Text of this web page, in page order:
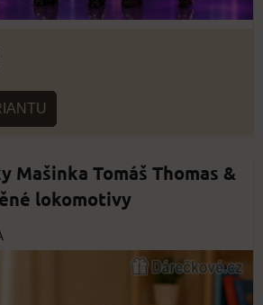
Mašinka Tomáš Thomas &
lokomotivy